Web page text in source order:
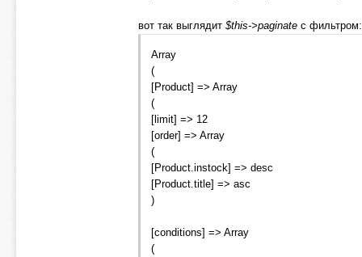
вот так выглядит $this->paginate с фильтром:
Array
(
[Product] => Array
(
[limit] => 12
[order] => Array
(
[Product.instock] => desc
[Product.title] => asc
)
[conditions] => Array
(